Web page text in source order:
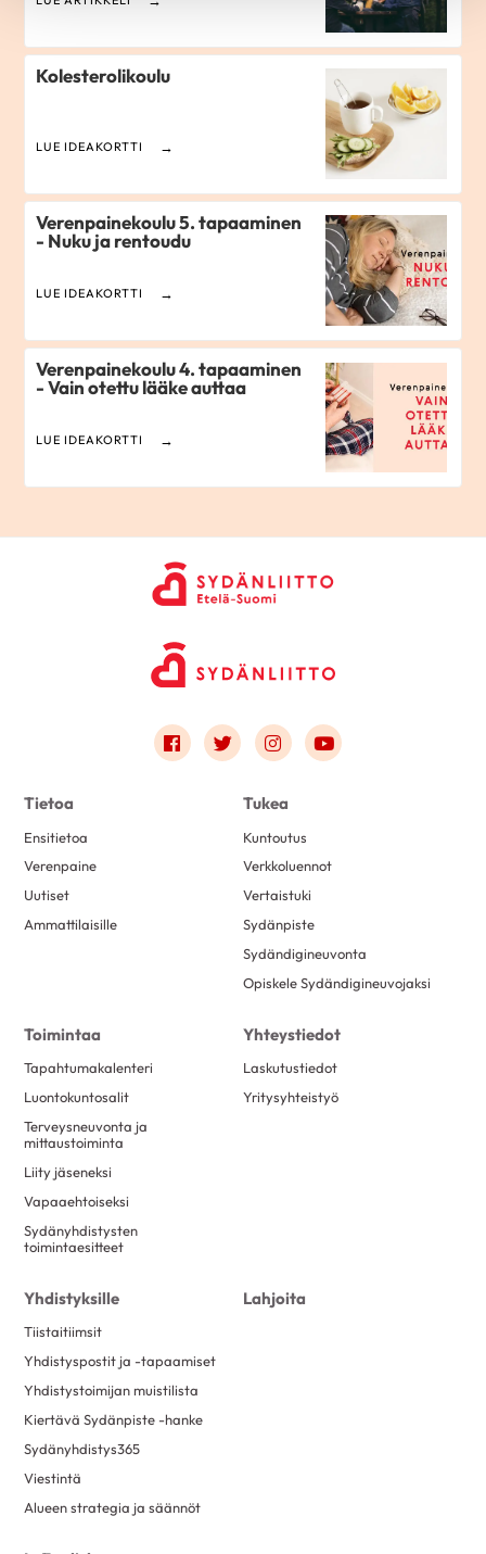
Kolesterolikoulu
LUE IDEAKORTTI
Verenpainekoulu 5. tapaaminen
- Nuku ja rentoudu
LUE IDEAKORTTI
Verenpainekoulu 4. tapaaminen
- Vain otettu lääke auttaa
LUE IDEAKORTTI
Link to facebook
Link to twitter
Link to instagram
Link to youtube
Tietoa
Ensitietoa
Verenpaine
Uutiset
Ammattilaisille
Tukea
Kuntoutus
Verkkoluennot
Vertaistuki
Sydänpiste
Sydändigineuvonta
Opiskele Sydändigineuvojaksi
Toimintaa
Tapahtumakalenteri
Luontokuntosalit
Terveysneuvonta ja
mittaustoiminta
Liity jäseneksi
Vapaaehtoiseksi
Sydänyhdistysten
toimintaesitteet
Yhteystiedot
Laskutustiedot
Yritysyhteistyö
Yhdistyksille
Tiistaitiimsit
Yhdistyspostit ja -tapaamiset
Yhdistystoimijan muistilista
Kiertävä Sydänpiste -hanke
Sydänyhdistys365
Viestintä
Alueen strategia ja säännöt
Lahjoita